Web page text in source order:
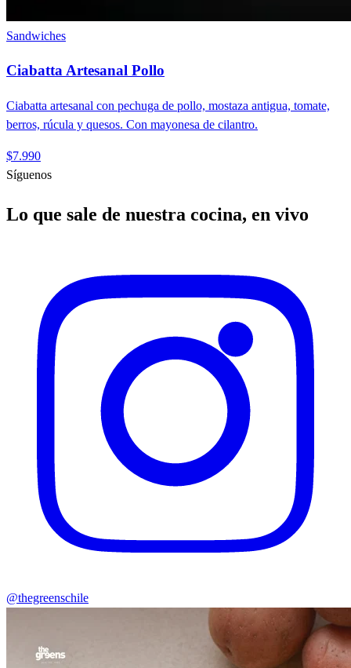
Sandwiches
Ciabatta Artesanal Pollo
Ciabatta artesanal con pechuga de pollo, mostaza antigua, tomate,
berros, rúcula y quesos. Con mayonesa de cilantro.
$7.990
Síguenos
Lo que sale de nuestra cocina, en vivo
@thegreenschile